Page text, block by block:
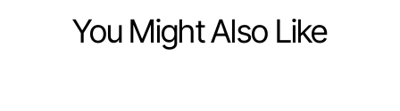
You Might Also Like